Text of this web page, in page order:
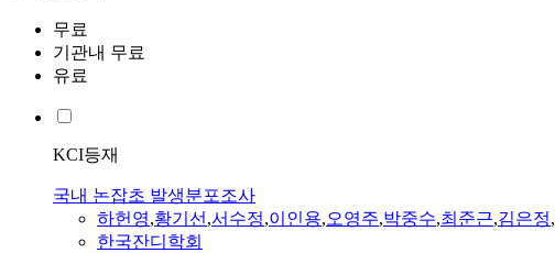
무료
기관내 무료
유료
KCI등재
국내 논잡초 발생분포조사
하헌영,황기선,서수정,이인용,오영주,박중수,최준근,김은정,
한국잔디학회